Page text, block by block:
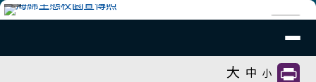
跳至主內容區
臺南市安平國中全球資訊網
大 中 小